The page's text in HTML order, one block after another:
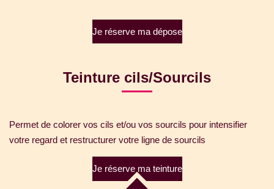
Je réserve ma dépose
Teinture cils/Sourcils
Permet de colorer vos cils et/ou vos sourcils pour intensifier
votre regard et restructurer votre ligne de sourcils
Je réserve ma teinture